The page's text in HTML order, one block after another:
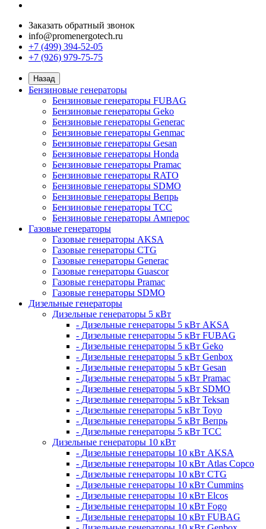
Заказать обратный звонок
info@promenergotech.ru
+7 (499) 394-52-05
+7 (926) 979-75-75
Назад
Бензиновые генераторы
Бензиновые генераторы FUBAG
Бензиновые генераторы Geko
Бензиновые генераторы Generac
Бензиновые генераторы Genmac
Бензиновые генераторы Gesan
Бензиновые генераторы Honda
Бензиновые генераторы Pramac
Бензиновые генераторы RATO
Бензиновые генераторы SDMO
Бензиновые генераторы Вепрь
Бензиновые генераторы ТСС
Бензиновые генераторы Амперос
Газовые генераторы
Газовые генераторы AKSA
Газовые генераторы CTG
Газовые генераторы Generac
Газовые генераторы Guascor
Газовые генераторы Pramac
Газовые генераторы SDMO
Дизельные генераторы
Дизельные генераторы 5 кВт
- Дизельные генераторы 5 кВт AKSA
- Дизельные генераторы 5 кВт FUBAG
- Дизельные генераторы 5 кВт Geko
- Дизельные генераторы 5 кВт Genbox
- Дизельные генераторы 5 кВт Gesan
- Дизельные генераторы 5 кВт Pramac
- Дизельные генераторы 5 кВт SDMO
- Дизельные генераторы 5 кВт Teksan
- Дизельные генераторы 5 кВт Toyo
- Дизельные генераторы 5 кВт Вепрь
- Дизельные генераторы 5 кВт ТСС
Дизельные генераторы 10 кВт
- Дизельные генераторы 10 кВт AKSA
- Дизельные генераторы 10 кВт Atlas Copco
- Дизельные генераторы 10 кВт CTG
- Дизельные генераторы 10 кВт Cummins
- Дизельные генераторы 10 кВт Elcos
- Дизельные генераторы 10 кВт Fogo
- Дизельные генераторы 10 кВт FUBAG